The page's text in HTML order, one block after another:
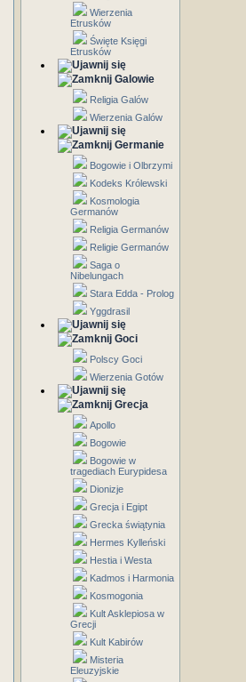
Wierzenia
Etrusków
Święte Księgi
Etrusków
Galowie
Religia Galów
Wierzenia Galów
Germanie
Bogowie i Olbrzymi
Kodeks Królewski
Kosmologia
Germanów
Religia Germanów
Religie Germanów
Saga o
Nibelungach
Stara Edda - Prolog
Yggdrasil
Goci
Polscy Goci
Wierzenia Gotów
Grecja
Apollo
Bogowie
Bogowie w
tragediach Eurypidesa
Dionizje
Grecja i Egipt
Grecka świątynia
Hermes Kylleński
Hestia i Westa
Kadmos i Harmonia
Kosmogonia
Kult Asklepiosa w
Grecji
Kult Kabirów
Misteria
Eleuzyjskie